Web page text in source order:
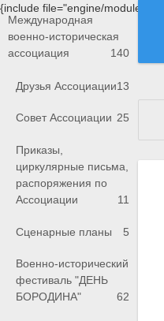
{include file="engine/modules/
Международная
военно-историческая
ассоциация
140
Друзья Ассоциации13
Совет Ассоциации 25
Приказы,
циркулярные письма,
распоряжения по
Ассоциации
11
Сценарные планы 5
Военно-исторический
фестиваль "ДЕНЬ
БОРОДИНА"
62